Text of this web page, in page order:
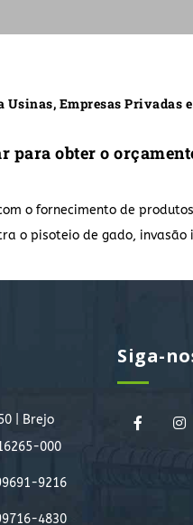
Empresas Privadas
para obter o
o fornecimento de
o pisoteio de gado,
| Brejo
000
9216
4830
Siga-